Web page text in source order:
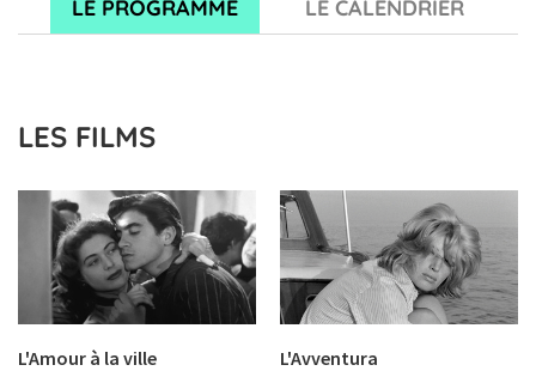
LE PROGRAMME LE CALENDRIER
LES FILMS
L'Amour à la ville L'Avventura